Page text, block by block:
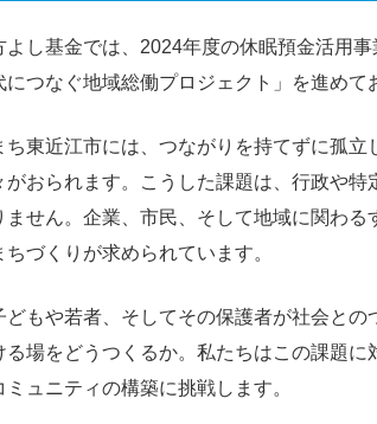
し基金では、2024年度の休眠預金活用事
につなぐ地域総働プロジェクト」を進めて
東近江市には、つながりを持てずに孤立
がおられます。こうした課題は、行政や特
ません。企業、市民、そして地域に関わ
づくりが求められています。
もや若者、そしてその保護者が社会との
る場をどうつくるか。私たちはこの課題に
ュニティの構築に挑戦します。